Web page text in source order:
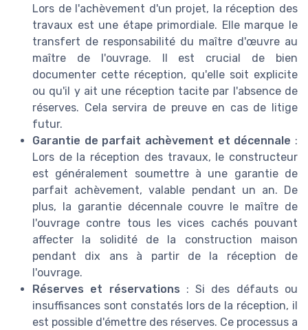
Lors de l'achèvement d'un projet, la réception des
travaux est une étape primordiale. Elle marque le
transfert de responsabilité du maître d'œuvre au
maître de l'ouvrage. Il est crucial de bien
documenter cette réception, qu'elle soit explicite
ou qu'il y ait une réception tacite par l'absence de
réserves. Cela servira de preuve en cas de litige
futur.
Garantie de parfait achèvement et décennale :
Lors de la réception des travaux, le constructeur
est généralement soumettre à une garantie de
parfait achèvement, valable pendant un an. De
plus, la garantie décennale couvre le maître de
l'ouvrage contre tous les vices cachés pouvant
affecter la solidité de la construction maison
pendant dix ans à partir de la réception de
l'ouvrage.
Réserves et réservations : Si des défauts ou
insuffisances sont constatés lors de la réception, il
est possible d'émettre des réserves. Ce processus a